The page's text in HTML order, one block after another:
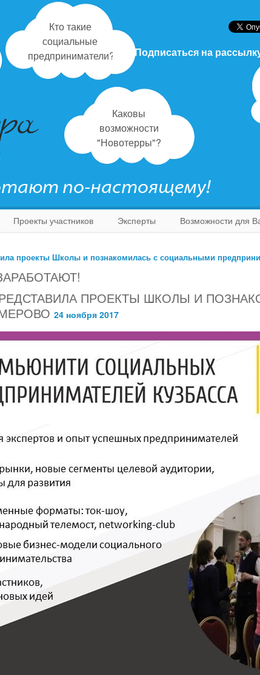
Кто такие
социальные
предприниматели?
Каковы
возможности
"Новотерры"?
Подписаться на
по-настоящему!
Проекты участников Эксперты Возможности для
проекты Школы и познакомилась с социальными
ПРОЕКТЫ ШКОЛЫ И
24 ноября 2017